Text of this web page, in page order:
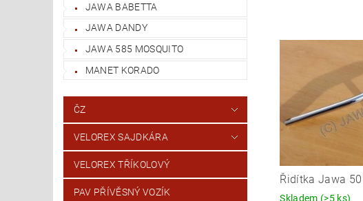
JAWA BABETTA
JAWA DANDY
JAWA 585 MOSQUITO
MANET KORADO
ČZ
VELOREX SAJDKÁRA
VELOREX TŘÍKOLOVÝ
PAV PŘÍVĚSNÝ VOZÍK
Řidítka Jawa
Skladem (>5 ks)